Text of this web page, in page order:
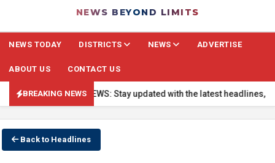
NEWS BEYOND LIMITS
NEWS TODAY DISTRICTS NEWS ADVERTISE
ABOUT US CONTACT US
BREAKING NEWS
🔴 BREAKING NEWS: Stay updated with the latest headlines,
Back to Headlines